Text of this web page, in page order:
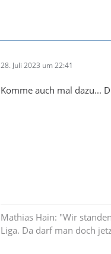
28. Juli 2023 um 22:41
Komme auch mal dazu...
Mathias Hain: "Wir
Liga. Da darf man doch